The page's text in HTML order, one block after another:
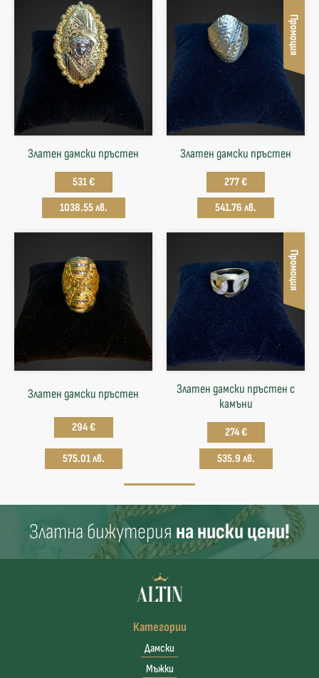
Златен дамски пръстен
531 €
1038.55 лв.
Промоция
Златен дамски пръстен
277 €
541.76 лв.
Златен дамски пръстен
294 €
575.01 лв.
Промоция
Златен дамски пръстен с
камъни
274 €
535.9 лв.
Златна бижутерия на ниски цени!
Категории
Дамски
Мъжки